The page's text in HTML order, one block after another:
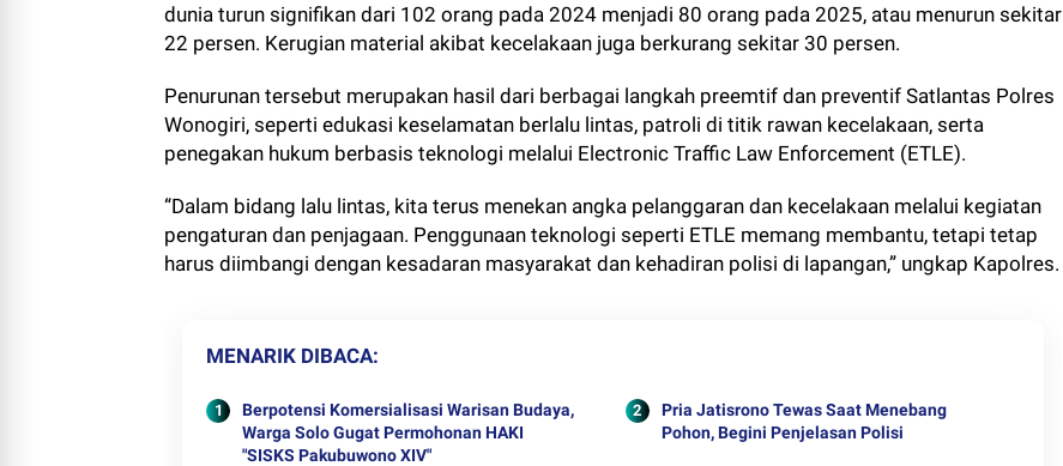
dunia turun signifikan dari 102 orang pada 2024 menjadi 80 orang pada 2025, atau menurun sekitar
22 persen. Kerugian material akibat kecelakaan juga berkurang sekitar 30 persen.
Penurunan tersebut merupakan hasil dari berbagai langkah preemtif dan preventif Satlantas Polres
Wonogiri, seperti edukasi keselamatan berlalu lintas, patroli di titik rawan kecelakaan, serta
penegakan hukum berbasis teknologi melalui Electronic Traffic Law Enforcement (ETLE).
“Dalam bidang lalu lintas, kita terus menekan angka pelanggaran dan kecelakaan melalui kegiatan
pengaturan dan penjagaan. Penggunaan teknologi seperti ETLE memang membantu, tetapi tetap
harus diimbangi dengan kesadaran masyarakat dan kehadiran polisi di lapangan,” ungkap Kapolres.
MENARIK DIBACA
Berpotensi Komersialisasi Warisan Budaya,
Warga Solo Gugat Permohonan HAKI
"SISKS Pakubuwono XIV"
Pria Jatisrono Tewas Saat Menebang
Pohon, Begini Penjelasan Polisi